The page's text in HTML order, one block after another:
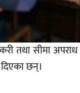
तथा सीमा
छन्।